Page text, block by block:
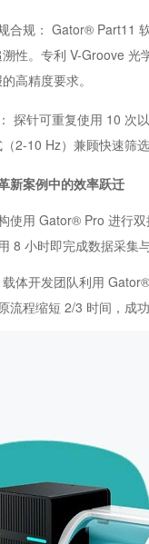
合规： Gator® Part11
性。专利 V-Groove
高精度要求。
探针可重复使用 10 次
2-10 Hz）兼顾快速筛
新案例中的效率跃迁
使用 Gator® Pro 进行
8 小时即完成数据采集
体开发团队利用
流程缩短 2/3 时间，成